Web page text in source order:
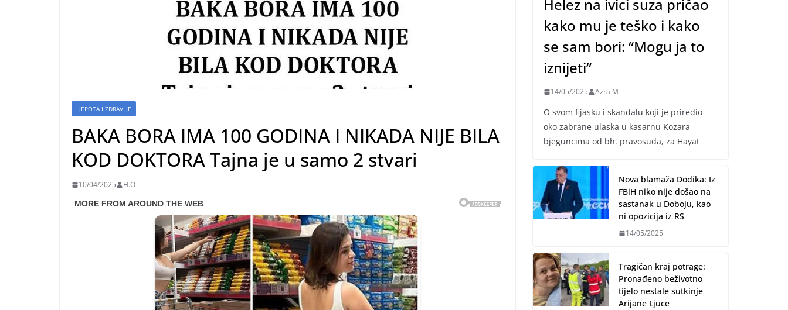
LJEPOTA I ZDRAVLJE
BAKA BORA IMA 100 GODINA I NIKADA NIJE BILA
KOD DOKTORA Tajna je u samo 2 stvari
10/04/2025 H.O
Helez na ivici suza pričao
kako mu je teško i kako
se sam bori: “Mogu ja to
iznijeti”
14/05/2025 Azra M
O svom fijasku i skandalu koji je priredio
oko zabrane ulaska u kasarnu Kozara
bjeguncima od bh. pravosuđa, za Hayat
Nova blamaža Dodika: Iz
FBiH niko nije došao na
sastanak u Doboju, kao
ni opozicija iz RS
14/05/2025
Tragičan kraj potrage:
Pronađeno beživotno
tijelo nestale sutkinje
Arijane Ljuce